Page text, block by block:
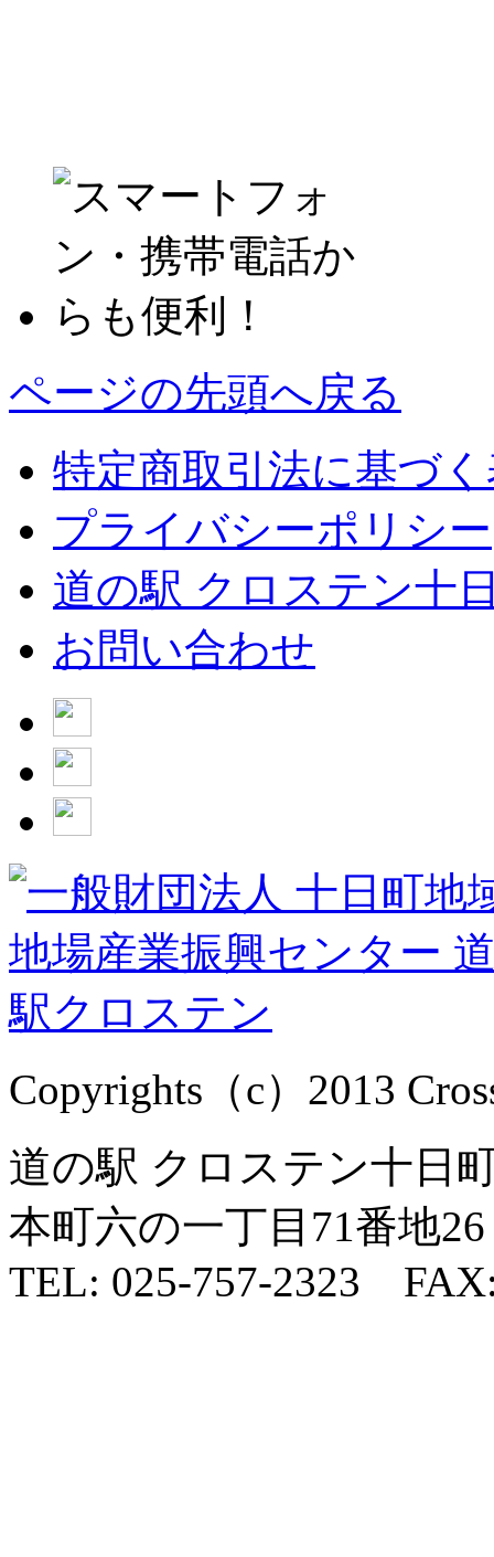
ページの先頭へ戻る
特定商取引法に基づ
プライバシーポリシー
道の駅 クロステン十
お問い合わせ
Copyrights（c）2013
道の駅 クロステン十日
本町六の一丁目71番地26
TEL: 025-757-2323